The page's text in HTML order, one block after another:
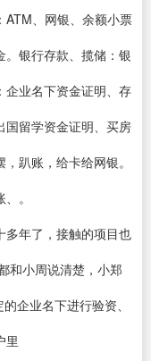
ATM、网银、余额小票
。银行存款、揽储：银
企业名下资金证明、存
国留学资金证明、买房
趴账，给卡给网银。
。
多年了，接触的项目也
和小周说清楚，小郑
企业名下进行验资、
里